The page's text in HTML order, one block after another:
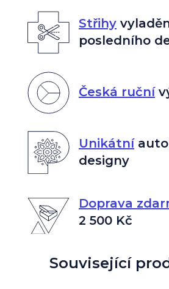
Střihy
posledního
Česká ruční
Unikátní
designy
Doprava
2 500 Kč
Související